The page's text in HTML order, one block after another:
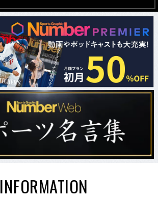
INFORMATION